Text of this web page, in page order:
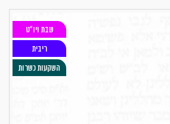
שבת ויו"ט
ריבית
השקעות כשרות